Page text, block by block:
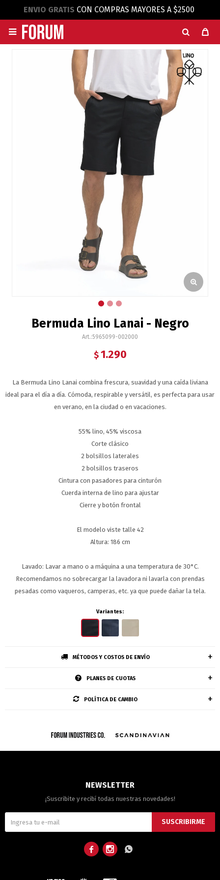
ENVIO GRATIS CON COMPRAS MAYORES A $2500

Bermuda Lino Lanai - Negro
5965099-002000
$ 1.290
La Bermuda Lino Lanai combina frescura, suavidad y una caída liviana
ideal para el día a día. Cómoda, respirable y versátil, es perfecta para usar
en verano, en la ciudad o en vacaciones.
55% lino, 45% viscosa
Corte clásico
2 bolsillos laterales
2 bolsillos traseros
Cintura con pasadores para cinturón
Cuerda interna de lino para ajustar
Cierre y botón frontal
El modelo viste talle 42
Altura: 186 cm
Lavado: Lavar a mano o a máquina a una temperatura de 30°C.
Recomendamos no sobrecargar la lavadora ni lavarla con prendas
pesadas como vaqueros, camperas, etc. ya que puede dañar la tela.
Variantes:
MÉTODOS Y COSTOS DE ENVÍO
PLANES DE CUOTAS
POLÍTICA DE CAMBIO
NEWSLETTER
¡Suscribite y recibí todas nuestras novedades!
SUSCRIBIRME
  